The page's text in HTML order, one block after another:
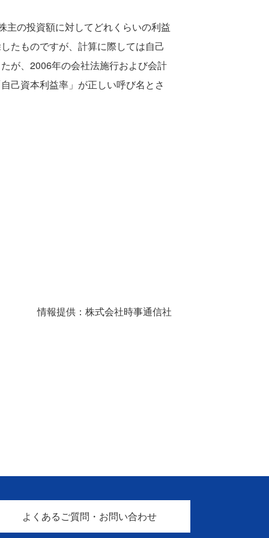
主の投資額に対してどれくらいの利益
たものですが、計算に際しては自己
が、2006年の会社法施行および会計
己資本利益率」が正しい呼び名とさ
情報提供：株式会社時事通信社
よくあるご質問・お問い合わせ